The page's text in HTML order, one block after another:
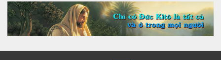
Chúc mừng bổn mạng Chị Maria Lương Thị Hồng 15/08
Chúc mừng bổn mạng Chị Maria Ngô Thị Yến 15/08